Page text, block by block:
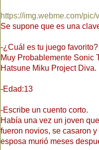
https://img.webme.com/
Se supone que es una
-¿Cuál es tu juego favorito?
Muy Probablemente Sonic
Hatsune Miku Project Diva.
-Edad:13
-Escribe un cuento corto.
Había una vez un joven
fueron novios, se casaron
esposa murió meses